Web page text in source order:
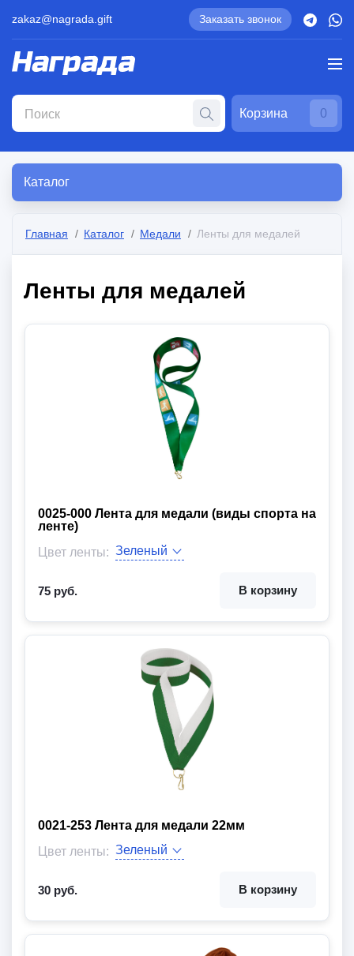
zakaz@nagrada.gift Заказать звонок
Корзина 0
Каталог
Главная Каталог Медали Ленты для медалей
Ленты для медалей
0025-000 Лента для медали (виды спорта на
ленте)
Ширина:
Длина:
Цвет ленты:
75 руб.
В корзину
0021-253 Лента для медали 22мм
Ширина:
Длина:
Цвет ленты:
30 руб.
В корзину